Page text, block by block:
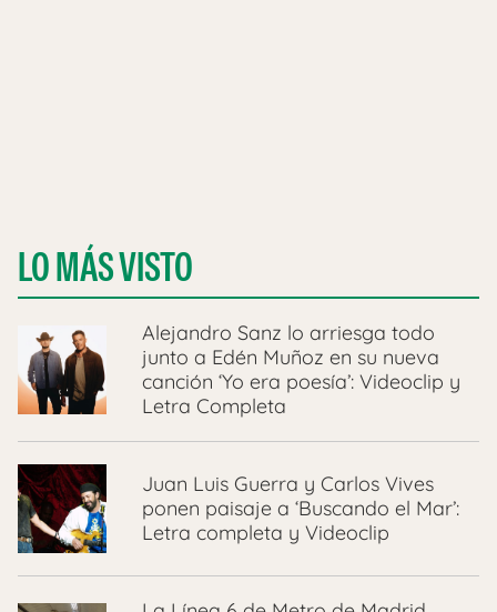
LO MÁS VISTO
Alejandro Sanz lo arriesga todo
junto a Edén Muñoz en su nueva
canción ‘Yo era poesía’: Videoclip y
Letra Completa
Juan Luis Guerra y Carlos Vives
ponen paisaje a ‘Buscando el Mar’:
Letra completa y Videoclip